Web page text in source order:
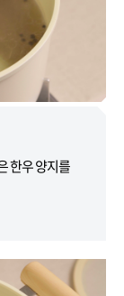
한우 양지를